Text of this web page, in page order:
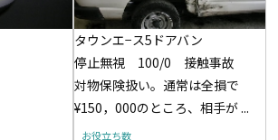
タウンエ−ス5ドアバン
停止無視 100/0 接触事故
対物保険扱い。通常は全損で
¥150，000のところ、相手が ...
お役立ち数